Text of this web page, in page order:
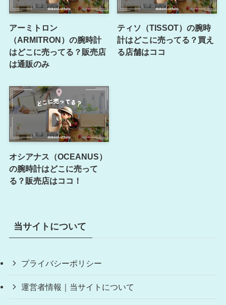
アーミトロン
（ARMITRON）の腕時計
はどこに売ってる？販売店
は通販のみ
ティソ（TISSOT）の腕時
計はどこに売ってる？買え
る店舗はココ
オシアナス（OCEANUS）
の腕時計はどこに売って
る？販売店はココ！
当サイトについて
プライバシーポリシー
運営者情報｜当サイトについて